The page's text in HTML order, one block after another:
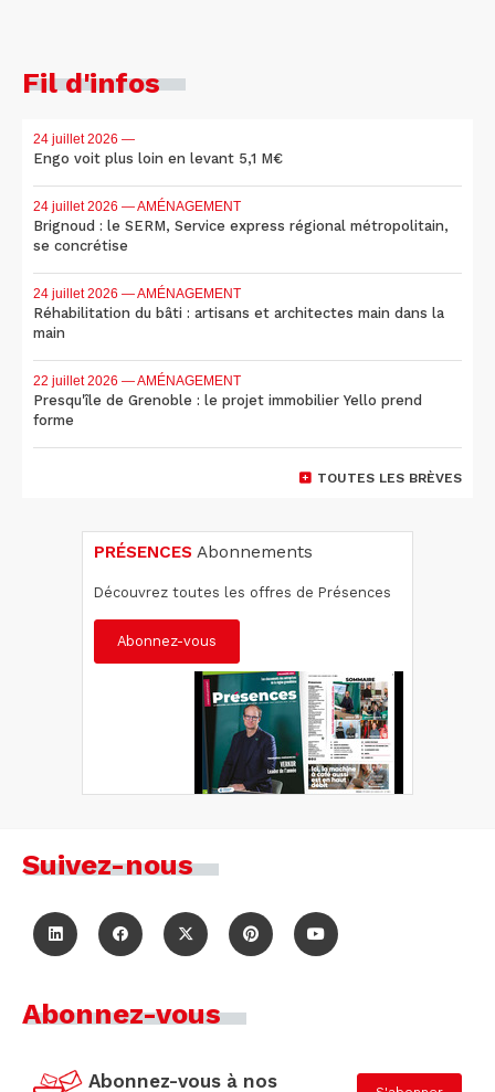
Fil d'infos
24 juillet 2026 —
Engo voit plus loin en levant 5,1 M€
24 juillet 2026 — AMÉNAGEMENT
Brignoud : le SERM, Service express régional métropolitain,
se concrétise
24 juillet 2026 — AMÉNAGEMENT
Réhabilitation du bâti : artisans et architectes main dans la
main
22 juillet 2026 — AMÉNAGEMENT
Presqu'île de Grenoble : le projet immobilier Yello prend
forme
TOUTES LES BRÈVES
PRÉSENCES Abonnements
Découvrez toutes les offres de Présences
Abonnez-vous
Suivez-nous
Abonnez-vous
Abonnez-vous à nos